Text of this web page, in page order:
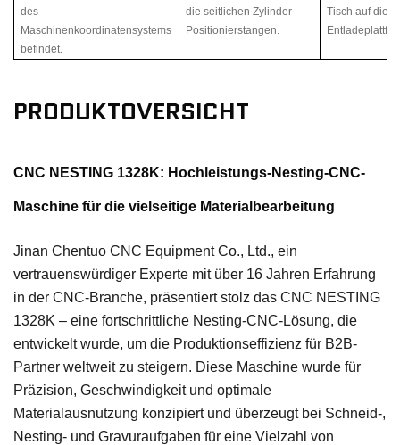
des
Maschinenkoordinatensystems
befindet.
die seitlichen Zylinder-
Positionierstangen.
Tisch auf die
PRODUKTOVERSICHT
CNC NESTING 1328K: Hochleistungs-Nesting-CNC-
Maschine für die vielseitige Materialbearbeitung
Jinan Chentuo CNC Equipment Co., Ltd., ein
vertrauenswürdiger Experte mit über 16 Jahren Erfahrung
in der CNC-Branche, präsentiert stolz das CNC NESTING
1328K – eine fortschrittliche Nesting-CNC-Lösung, die
entwickelt wurde, um die Produktionseffizienz für B2B-
Partner weltweit zu steigern. Diese Maschine wurde für
Präzision, Geschwindigkeit und optimale
Materialausnutzung konzipiert und überzeugt bei Schneid-,
Nesting- und Gravuraufgaben für eine Vielzahl von